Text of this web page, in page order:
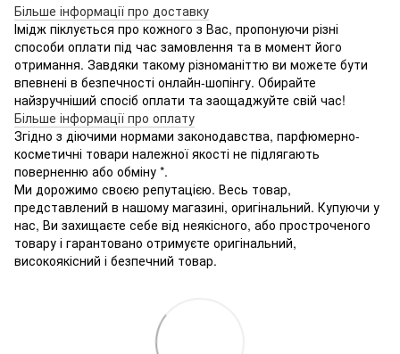
Більше інформації про доставку
Імідж піклується про кожного з Вас, пропонуючи різні
способи оплати під час замовлення та в момент його
отримання. Завдяки такому різноманіттю ви можете бути
впевнені в безпечності онлайн-шопінгу. Обирайте
найзручніший спосіб оплати та заощаджуйте свій час!
Більше інформації про оплату
Згідно з діючими нормами законодавства, парфюмерно-
косметичні товари належної якості не підлягають
поверненню або обміну *.
Ми дорожимо своєю репутацією. Весь товар,
представлений в нашому магазині, оригінальний. Купуючи у
нас, Ви захищаєте себе від неякісного, або простроченого
товару і гарантовано отримуєте оригінальний,
високоякісний і безпечний товар.